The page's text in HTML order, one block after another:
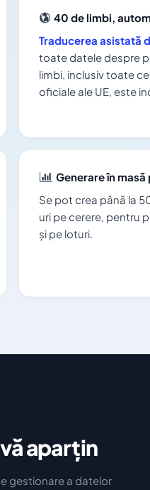
40 de limbi,
Traducerea asistată
toate datele despre
limbi, inclusiv toate
oficiale ale UE, este
Generare în masă
Se pot crea până la
uri pe cerere, pentru
și pe loturi.
aparțin
gestionare a datelor